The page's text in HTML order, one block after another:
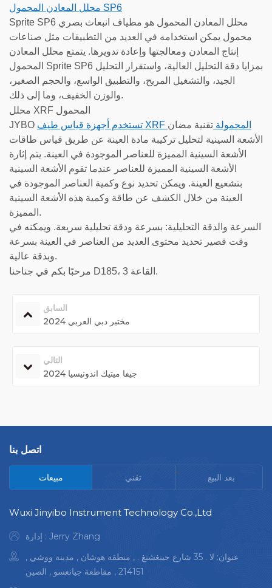
محلل المعادن المحمول SP6
Sprite SP6 محلل المعادن المحمول هو مطياف انبعاث بصري
محمول يمكن استخدامه في العديد من التطبيقات مثل صناعات
إنتاج المعادن ومعالجتها وإعادة تدويرها. يتمتع محلل المعادن
المحمول Sprite SP6 بمزايا دقة التحليل العالية، واستقرار التحليل
الجيد، والتشغيل المريح، والتطبيق الواسع، والحجم الصغير،
والوزن الخفيف، وما إلى ذلك.
محلل XRF المحمول
JYBO
تستخدم أجهزة قياس طيف XRF المحمولة تقنية مضان
الأشعة السينية لتحليل تركيبة مادة العينة عن طريق قياس طاقات
الأشعة السينية المميزة للعناصر الموجودة في العينة. يتم إثارة
الأشعة السينية المميزة للعناصر عندما تقوم الأشعة السينية
بتشعيع العينة. ويمكن تحديد نوع وكمية العناصر الموجودة في
العينة من خلال الكشف عن طاقة وكمية هذه الأشعة السينية
المميزة.
السرعة والدقة التحليلية: بسرعة ودقة تحليلية سريعة. ويمكنه في
وقت قصير تحديد محتوى العديد من العناصر في العينة بسرعة
وبدقة عالية.
مرحبًا بكم في جناحنا D185، القاعة 3.
السابق
2024 مختبر دبي العربي
التالي
جيفا ميتيك اندونيسيا 2024
اتصل بنا
مبيعات تقني < بعد البيع
Wuxi Jinyibo Instrument Technology Co.,Ltd
إدارة : Jerry Zhang
عنوان: لا . 35 شارع جينغشنغ . , منطقة هوشان , مدينة ووشي ,
214151 , مقاطعة جيانغسو , الصين